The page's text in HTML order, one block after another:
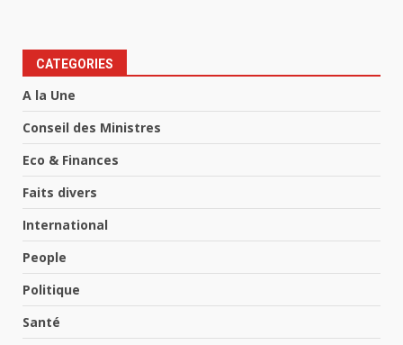
CATEGORIES
A la Une
Conseil des Ministres
Eco & Finances
Faits divers
International
People
Politique
Santé